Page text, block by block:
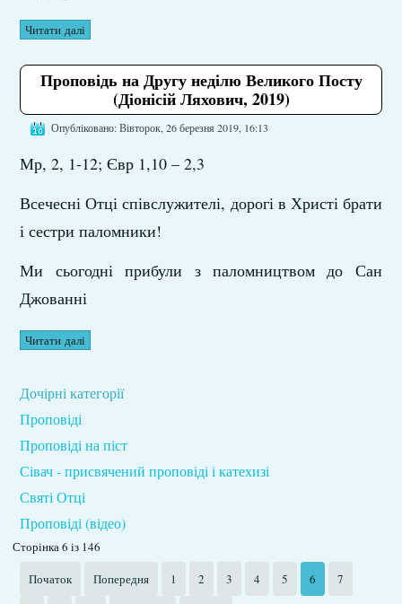
Читати далі
Проповідь на Другу неділю Великого Посту
(Діонісій Ляхович, 2019)
Опубліковано: Вівторок, 26 березня 2019, 16:13
Мр, 2, 1-12; Євр 1,10 – 2,3
Всечесні Отці співслужителі, дорогі в Христі брати
і сестри паломники!
Ми сьогодні прибули з паломництвом до Сан
Джованні
Читати далі
Дочірні категорії
Проповіді
Проповіді на піст
Сівач - присвячений проповіді і катехизі
Святі Отці
Проповіді (відео)
Сторінка 6 із 146
Початок
Попередня 1 2 3 4 5 6 7